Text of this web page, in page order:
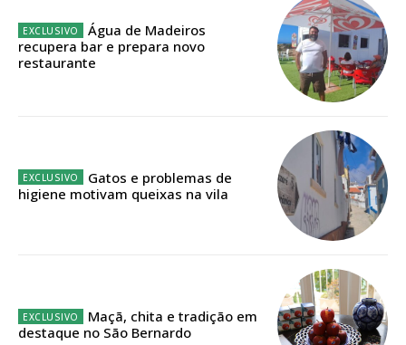
Faça-se assinante do Região de Cister e ajude-nos a manter este serviço
público!
Sendo assinante terá acesso a todos os conteúdos exclusivos e versões
ASSINATURA
12 meses
Água de Madeiros
recupera bar e prepara novo
restaurante
Gatos e problemas de
higiene motivam queixas na vila
Maçã, chita e tradição em
destaque no São Bernardo